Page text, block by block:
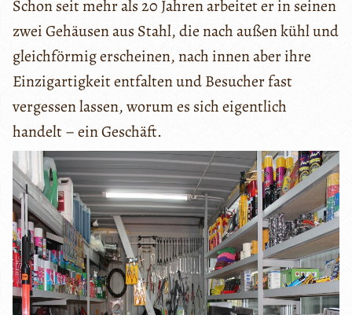
Schon seit mehr als 20 Jahren arbeitet er in seinen
zwei Gehäusen aus Stahl, die nach außen kühl und
gleichförmig erscheinen, nach innen aber ihre
Einzigartigkeit entfalten und Besucher fast
vergessen lassen, worum es sich eigentlich
handelt – ein Geschäft.